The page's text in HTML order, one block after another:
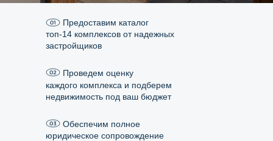
топ-14 комплексов от надежных
застройщиков
каждого комплекса и подберем
недвижимость под ваш бюджет
юридическое сопровождение
Предоставим каталог
Проведем оценку
Обеспечим полное